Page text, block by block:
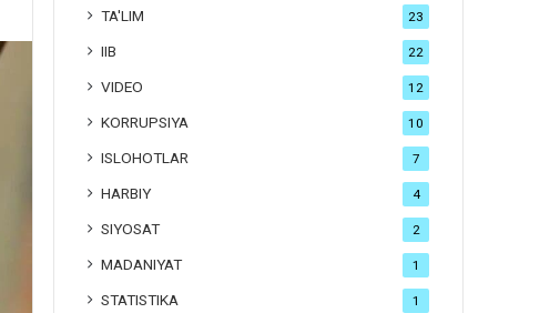
TA'LIM 23
IIB 22
VIDEO 12
KORRUPSIYA 10
ISLOHOTLAR 7
HARBIY 4
SIYOSAT 2
MADANIYAT 1
STATISTIKA 1